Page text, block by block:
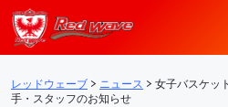
メインナビゲーション
レッドウェーブ > ニュース > 女子バスケッ
手・スタッフのお知らせ